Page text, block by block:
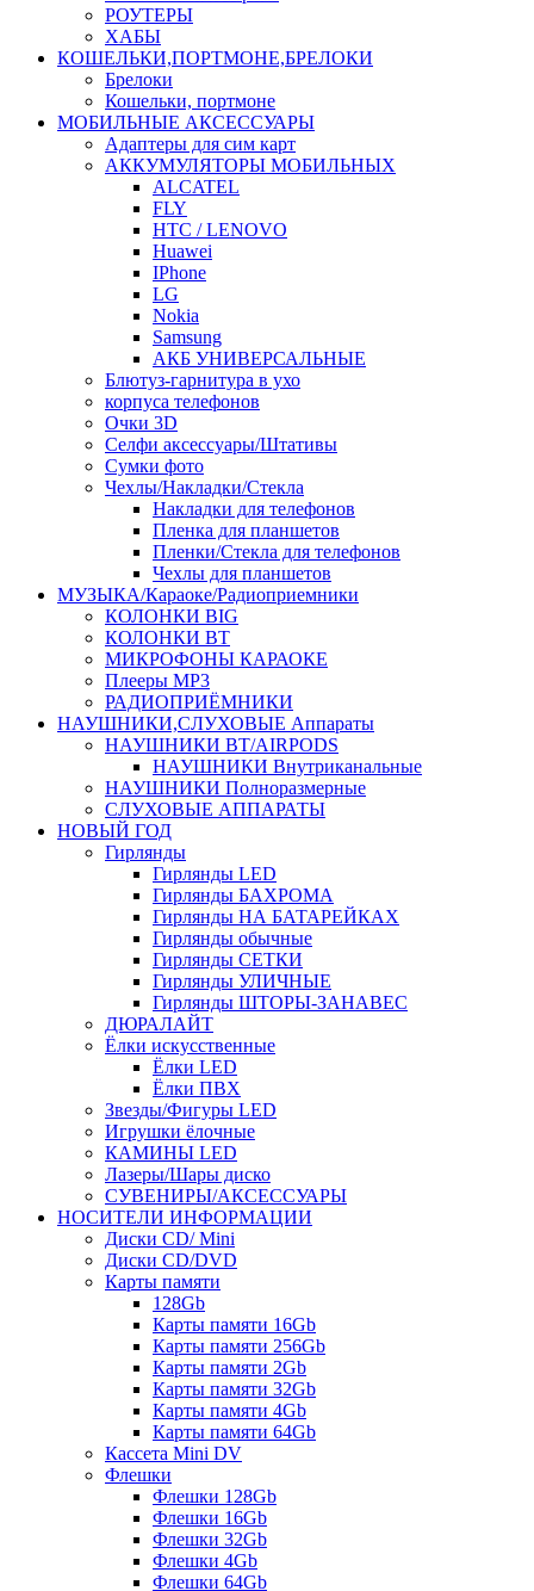
РОУТЕРЫ
ХАБЫ
КОШЕЛЬКИ,ПОРТМОНЕ,БРЕЛОКИ
Брелоки
Кошельки, портмоне
МОБИЛЬНЫЕ АКСЕССУАРЫ
Адаптеры для сим карт
АККУМУЛЯТОРЫ МОБИЛЬНЫХ
ALCATEL
FLY
HTC / LENOVO
Huawei
IPhone
LG
Nokia
Samsung
АКБ УНИВЕРСАЛЬНЫЕ
Блютуз-гарнитура в ухо
корпуса телефонов
Очки 3D
Селфи аксессуары/Штативы
Сумки фото
Чехлы/Накладки/Стекла
Накладки для телефонов
Пленка для планшетов
Пленки/Стекла для телефонов
Чехлы для планшетов
МУЗЫКА/Караоке/Радиоприемники
КОЛОНКИ BIG
КОЛОНКИ BT
МИКРОФОНЫ КАРАОКЕ
Плееры MP3
РАДИОПРИЁМНИКИ
НАУШНИКИ,СЛУХОВЫЕ Аппараты
НАУШНИКИ BT/AIRPODS
НАУШНИКИ Внутриканальные
НАУШНИКИ Полноразмерные
СЛУХОВЫЕ АППАРАТЫ
НОВЫЙ ГОД
Гирлянды
Гирлянды LED
Гирлянды БАХРОМА
Гирлянды НА БАТАРЕЙКАХ
Гирлянды обычные
Гирлянды СЕТКИ
Гирлянды УЛИЧНЫЕ
Гирлянды ШТОРЫ-ЗАНАВЕС
ДЮРАЛАЙТ
Ёлки искусственные
Ёлки LED
Ёлки ПВХ
Звезды/Фигуры LED
Игрушки ёлочные
КАМИНЫ LED
Лазеры/Шары диско
СУВЕНИРЫ/АКСЕССУАРЫ
НОСИТЕЛИ ИНФОРМАЦИИ
Диски CD/ Mini
Диски CD/DVD
Карты памяти
128Gb
Карты памяти 16Gb
Карты памяти 256Gb
Карты памяти 2Gb
Карты памяти 32Gb
Карты памяти 4Gb
Карты памяти 64Gb
Кассета Mini DV
Флешки
Флешки 128Gb
Флешки 16Gb
Флешки 32Gb
Флешки 4Gb
Флешки 64Gb